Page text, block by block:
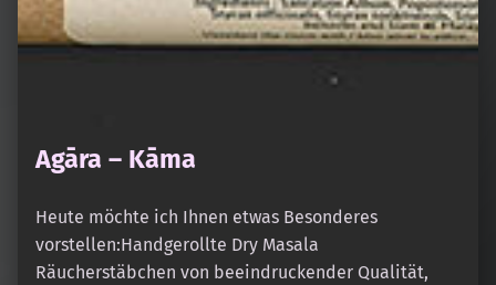
Agāra – Kāma
Heute möchte ich Ihnen etwas Besonderes
vorstellen:Handgerollte Dry Masala
Räucherstäbchen von beeindruckender Qualität,